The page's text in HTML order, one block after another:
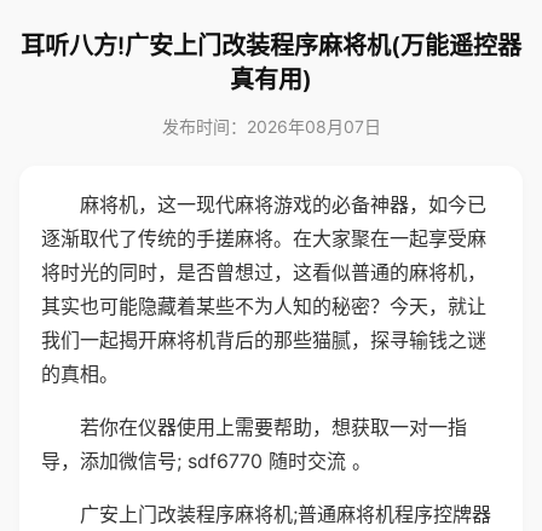
耳听八方!广安上门改装程序麻将机(万能遥控器
真有用)
发布时间：2026年08月07日
麻将机，这一现代麻将游戏的必备神器，如今已
逐渐取代了传统的手搓麻将。在大家聚在一起享受麻
将时光的同时，是否曾想过，这看似普通的麻将机，
其实也可能隐藏着某些不为人知的秘密？今天，就让
我们一起揭开麻将机背后的那些猫腻，探寻输钱之谜
的真相。
若你在仪器使用上需要帮助，想获取一对一指
导，添加微信号; sdf6770 随时交流 。
广安上门改装程序麻将机;普通麻将机程序控牌器